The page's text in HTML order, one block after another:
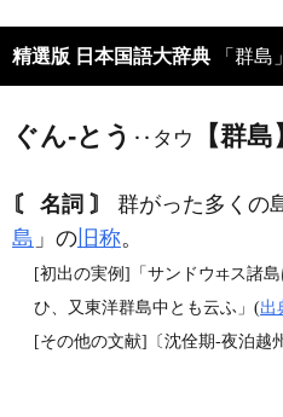
精選版 日本国語大辞典 「群
ぐん‐とう ‥タウ 【群島
〘 名詞 〙 群がった多くの
島 」の 旧称。
[初出の実例]「サンドウヰス諸
ひ、又東洋群島中とも云ふ」(出
[その他の文献]〔沈佺期‐夜泊越